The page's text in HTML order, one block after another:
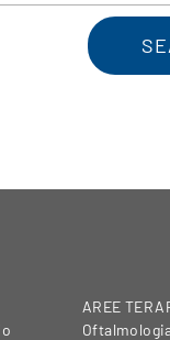
AREE